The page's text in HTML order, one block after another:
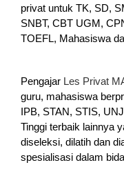
privat untuk TK, SD,
SNBT, CBT UGM,
TOEFL, Mahasiswa
Pengajar Les Privat
guru, mahasiswa
IPB, STAN, STIS,
Tinggi terbaik lainnya
diseleksi, dilatih dan
spesialisasi dalam